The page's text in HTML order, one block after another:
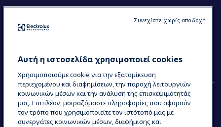
Electrolux Professional Ακαδημία Chef
COUNTRY AND LANGUAGE
Η ΕΠΙΛΟΓΉ ΣΑΣ: ΕΛΛΗΝΙΚΆ
Αυτή η ιστοσελίδα χρησιμοποιεί cookies
Χρησιμοποιούμε cookie για την εξατομίκευση
περιεχομένου και διαφημίσεων, την παροχή λειτουργιών
κοινωνικών μέσων και την ανάλυση της επισκεψιμότητάς
μας. Επιπλέον, μοιραζόμαστε πληροφορίες που αφορούν
τον τρόπο που χρησιμοποιείτε τον ιστότοπό μας με
συνεργάτες κοινωνικών μέσων, διαφήμισης και
Συνεχίστε χωρίς αποδοχή